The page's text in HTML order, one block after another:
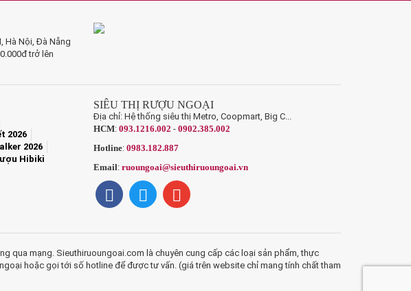
Hà Nội, Đà Nẵng
trở lên
2026
2026
Hibiki
SIÊU THỊ RƯỢU NGOẠI
Địa chỉ: Hệ thống siêu thị Metro, Coopmart, Big C...
HCM: 093.1216.002 - 0902.385.002
Hotline: 0983.182.887
Email: ruoungoai@sieuthiruoungoai.vn
qua mạng. Sieuthiruoungoai.com là chuyên cung cấp các loại sản phẩm, thực
hoặc gọi tới số hotline để được tư vấn. (giá trên website chỉ mang tính chất tham